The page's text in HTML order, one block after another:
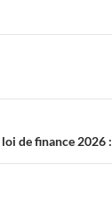
de finance 2026 :